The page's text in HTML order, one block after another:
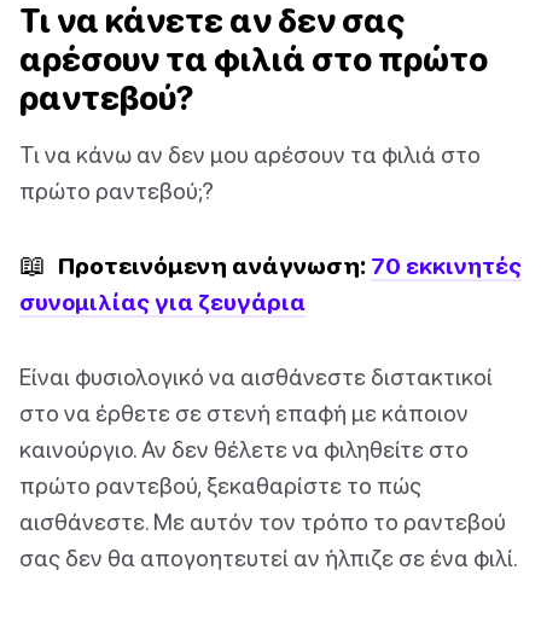
Τι να κάνετε αν δεν σας
αρέσουν τα φιλιά στο πρώτο
ραντεβού?
Τι να κάνω αν δεν μου αρέσουν τα φιλιά στο
πρώτο ραντεβού;?
📖 Προτεινόμενη ανάγνωση: 70 εκκινητές
συνομιλίας για ζευγάρια
Είναι φυσιολογικό να αισθάνεστε διστακτικοί
στο να έρθετε σε στενή επαφή με κάποιον
καινούργιο. Αν δεν θέλετε να φιληθείτε στο
πρώτο ραντεβού, ξεκαθαρίστε το πώς
αισθάνεστε. Με αυτόν τον τρόπο το ραντεβού
σας δεν θα απογοητευτεί αν ήλπιζε σε ένα φιλί.